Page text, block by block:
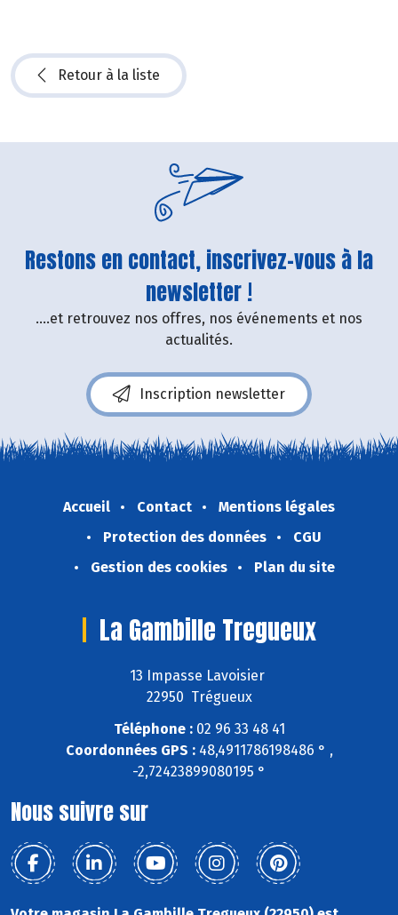
Retour à la liste
Restons en contact, inscrivez-vous à la
newsletter !
....et retrouvez nos offres, nos événements et nos
actualités.
Inscription newsletter
Accueil Contact
Mentions légales
Protection des données
CGU
Gestion des cookies
Plan du site
La Gambille Tregueux
13 Impasse Lavoisier
22950 Trégueux
Téléphone :02 96 33 48 41
Coordonnées GPS :48,4911786198486 ° ,
-2,72423899080195 °
Nous suivre sur